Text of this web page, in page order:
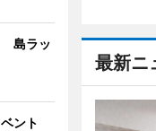
最新ニ
島ラッ
ベント